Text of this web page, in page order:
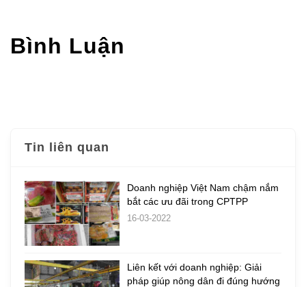
Bình Luận
Tin liên quan
Doanh nghiệp Việt Nam chậm nắm
bắt các ưu đãi trong CPTPP
16-03-2022
Liên kết với doanh nghiệp: Giải
pháp giúp nông dân đi đúng hướng